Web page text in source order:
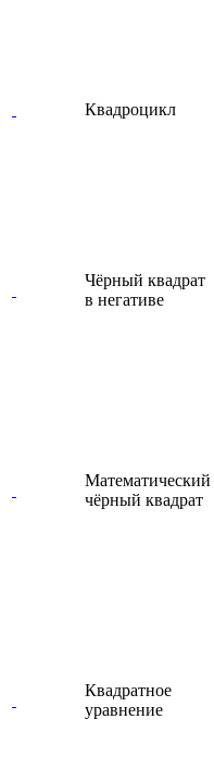
Квадроцикл
Чёрный квадрат
в негативе
Математический
чёрный квадрат
Квадратное
уравнение